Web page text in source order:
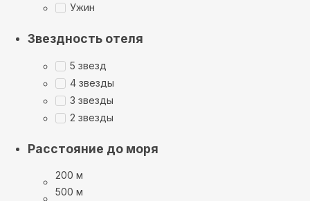
Ужин
Звездность отеля
5 звезд
4 звезды
3 звезды
2 звезды
Расстояние до моря
200 м
500 м